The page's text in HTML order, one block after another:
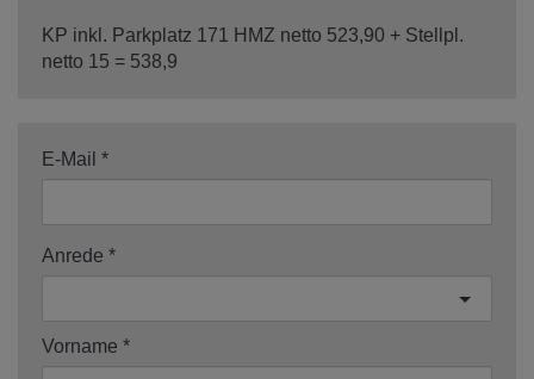
KP inkl. Parkplatz 171 HMZ netto 523,90 + Stellpl.
netto 15 = 538,9
E-Mail
Anrede
Vorname